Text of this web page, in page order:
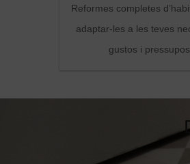
Reformes completes
adaptar-les a les teves
gustos i